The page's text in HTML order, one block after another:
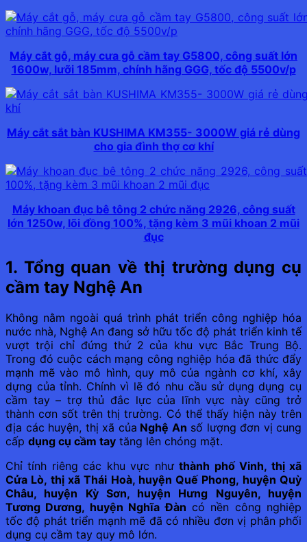
Máy cắt gỗ, máy cưa gỗ cầm tay G5800, công suất lớn
1600w, lưỡi 185mm, chính hãng GGG, tốc độ 5500v/p
Máy cắt sắt bàn KUSHIMA KM355- 3000W giá rẻ dùng
cho gia đình thợ cơ khí
Máy khoan đục bê tông 2 chức năng 2926, công suất
lớn 1250w, lõi đồng 100%, tặng kèm 3 mũi khoan 2 mũi
đục
1. Tổng quan về thị trường dụng cụ
cầm tay Nghệ An
Không nằm ngoài quá trình phát triển công nghiệp hóa
nước nhà, Nghệ An đang sở hữu tốc độ phát triển kinh tế
vượt trội chỉ đứng thứ 2 của khu vực Bắc Trung Bộ.
Trong đó cuộc cách mạng công nghiệp hóa đã thức đẩy
mạnh mẽ vào mô hình, quy mô của ngành cơ khí, xây
dựng của tỉnh. Chính vì lẽ đó nhu cầu sử dụng dụng cụ
cầm tay – trợ thủ đắc lực của lĩnh vực này cũng trở
thành cơn sốt trên thị trường. Có thể thấy hiện này trên
địa các huyện, thị xã của Nghệ An số lượng đơn vị cung
cấp dụng cụ cầm tay tăng lên chóng mặt.
Chỉ tính riêng các khu vực nhưthành phố Vinh, thị xã
Cửa Lò, thị xã Thái Hoà, huyện Quế Phong, huyện Quỳ
Châu, huyện Kỳ Sơn, huyện Hưng Nguyên, huyện
Tương Dương, huyện Nghĩa Đàn có nền công nghiệp
tốc độ phát triển mạnh mẽ đã có nhiều đơn vị phân phối
dụng cụ cầm tay quy mô lớn.